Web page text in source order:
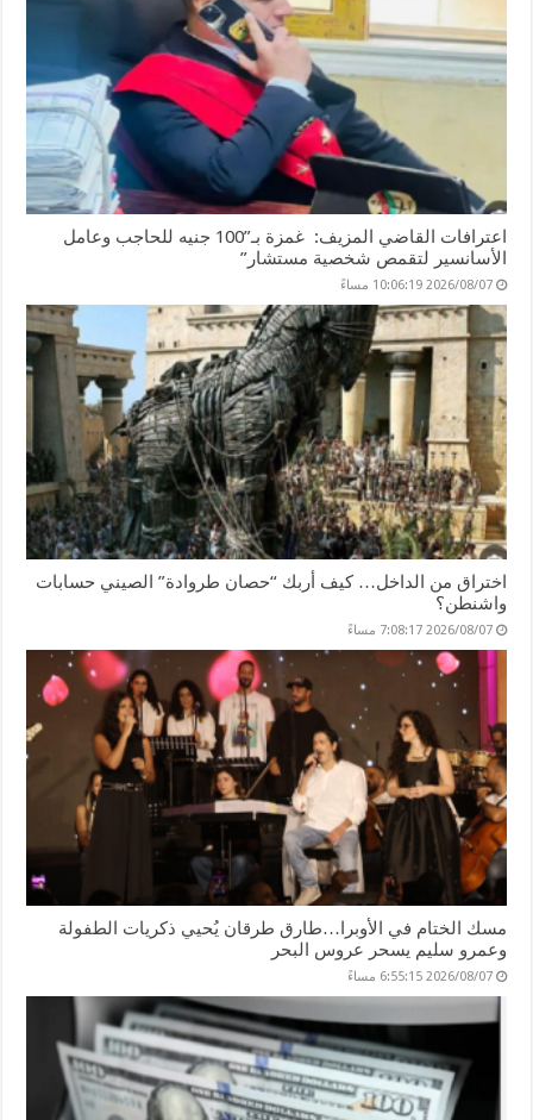
اعترافات القاضي المزيف: غمزة بـ”100 جنيه للحاجب وعامل
الأسانسير لتقمص شخصية مستشار”
2026/08/07 10:06:19 مساءً
اختراق من الداخل… كيف أربك “حصان طروادة” الصيني حسابات
واشنطن؟
2026/08/07 7:08:17 مساءً
مسك الختام في الأوبرا…طارق طرقان يُحيي ذكريات الطفولة
وعمرو سليم يسحر عروس البحر
2026/08/07 6:55:15 مساءً